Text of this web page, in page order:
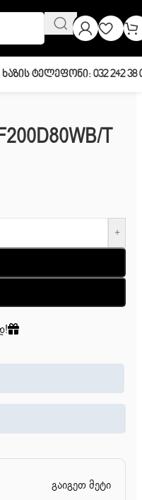
Ტელეფონი: 032 242 38
T
+
გაიგეთ მეტი